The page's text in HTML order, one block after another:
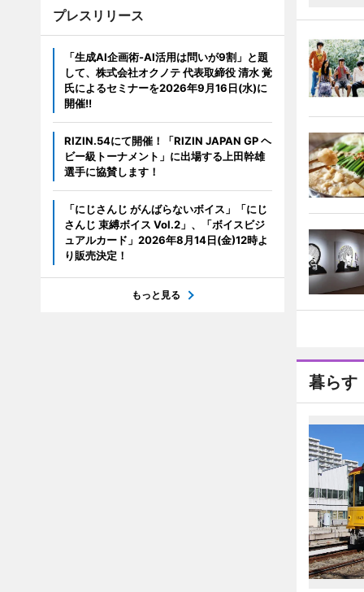
暮らす
プレスリリース
「生成AI企画術-AI活用は問いが9割」と題
して、株式会社オクノテ 代表取締役 清水 覚
氏によるセミナーを2026年9月16日(水)に
開催!!
RIZIN.54にて開催！「RIZIN JAPAN GP ヘ
ビー級トーナメント」に出場する上田幹雄
選手に協賛します！
「にじさんじ がんばらないボイス」「にじ
さんじ 束縛ボイス Vol.2」、「ボイスビジ
ュアルカード」2026年8月14日(金)12時よ
り販売決定！
もっと見る